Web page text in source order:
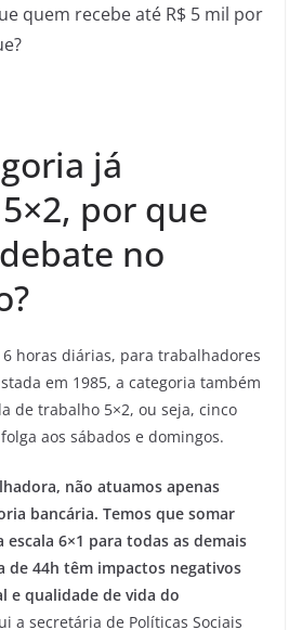
quem recebe até R$ 5 mil por
já
por que
no
horas diárias, para trabalhadores
em 1985, a categoria também
de trabalho 5×2, ou seja, cinco
aos sábados e domingos.
não atuamos apenas
bancária. Temos que somar
6×1 para todas as demais
de 44h têm impactos negativos
e qualidade de vida do
a secretária de Políticas Sociais